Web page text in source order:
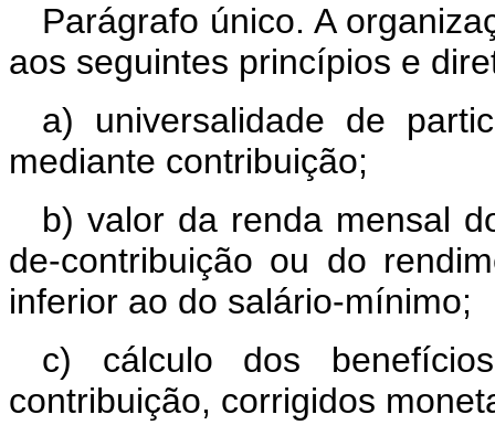
Parágrafo único. A
aos seguintes princípios e
a) universalidade de
mediante contribuição;
b) valor da renda mensal
de-contribuição ou do
inferior ao do salário-mínimo;
c) cálculo dos
contribuição, corrigidos